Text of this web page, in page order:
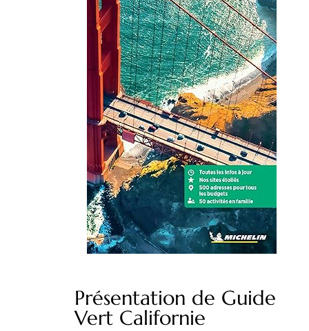
Présentation de Guide
Vert Californie